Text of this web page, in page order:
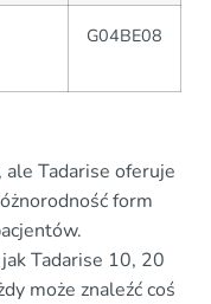
G04BE08
Tadarise oferuje
form
Tadarise 10, 20
może znaleźć coś